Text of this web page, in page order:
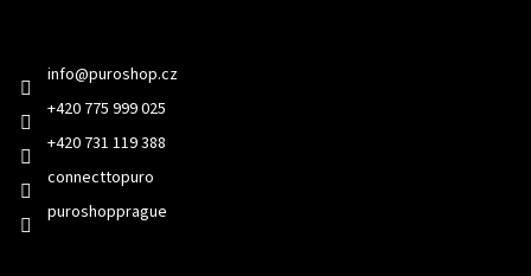
info@puroshop.cz
+420 775 999 025
+420 731 119 388
connecttopuro
puroshopprague